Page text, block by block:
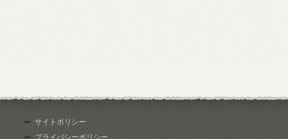
サイトポリシー
プライバシーポリシー